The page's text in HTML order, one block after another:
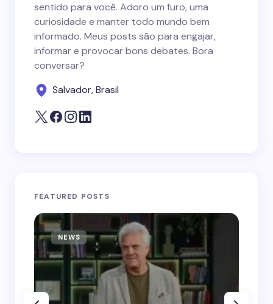
sentido para você. Adoro um furo, uma
curiosidade e manter todo mundo bem
informado. Meus posts são para engajar,
informar e provocar bons debates. Bora
conversar?
Salvador, Brasil
FEATURED POSTS
NEWS